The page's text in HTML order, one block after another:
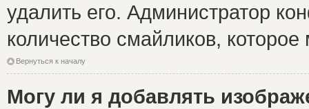
удалить его. Администратор
количество смайликов,
Вернуться к началу
Могу ли я добавлять